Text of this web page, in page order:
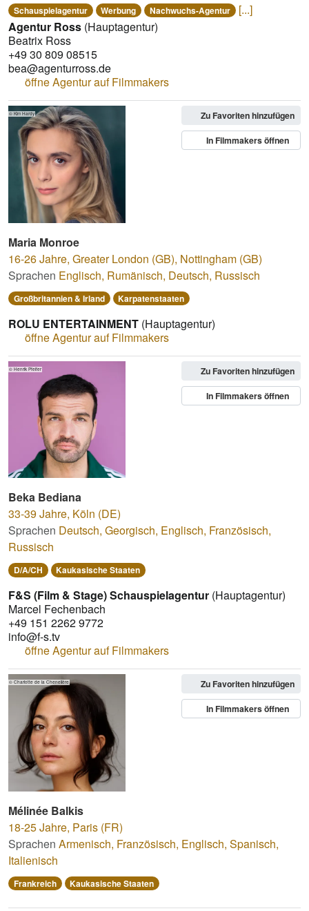
Schauspielagentur Werbung Nachwuchs-Agentur
[...]
Agentur Ross (Hauptagentur)
Beatrix Ross
+49 30 809 08515
bea@agenturross.de
öffne Agentur auf Filmmakers
Zu Favoriten hinzufügen
In Filmmakers öffnen
© Kim Hardy
16-26 Jahre, Greater London (GB), Nottingham (GB)
Sprachen Englisch, Rumänisch, Deutsch, Russisch
Großbritannien & Irland Karpatenstaaten
Maria Monroe
ROLU ENTERTAINMENT (Hauptagentur)
öffne Agentur auf Filmmakers
Zu Favoriten hinzufügen
In Filmmakers öffnen
© Henrik Pfeifer
33-39 Jahre, Köln (DE)
Sprachen Deutsch, Georgisch, Englisch, Französisch,
Russisch
D/A/CH Kaukasische Staaten
Beka Bediana
F&S (Film & Stage) Schauspielagentur (Hauptagentur)
Marcel Fechenbach
+49 151 2262 9772
info@f-s.tv
öffne Agentur auf Filmmakers
Zu Favoriten hinzufügen
In Filmmakers öffnen
© Charlotte de la Chenelière
18-25 Jahre, Paris (FR)
Sprachen Armenisch, Französisch, Englisch, Spanisch,
Italienisch
Frankreich Kaukasische Staaten
Mélinée Balkis